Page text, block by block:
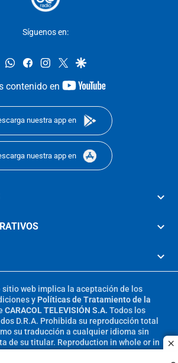
Síguenos en:
whatsappfacebookinstagram
twittergoogle
contenido en
youtube-
nuestra app en
nuestra app en
sitio web implica la aceptación de los
y Políticas de Tratamiento de la
CARACOL TELEVISIÓN S.A. Todos los
D.R.A. Prohibida su reproducción total
su traducción a cualquier idioma sin
de su titular. Reproduction in whole or in